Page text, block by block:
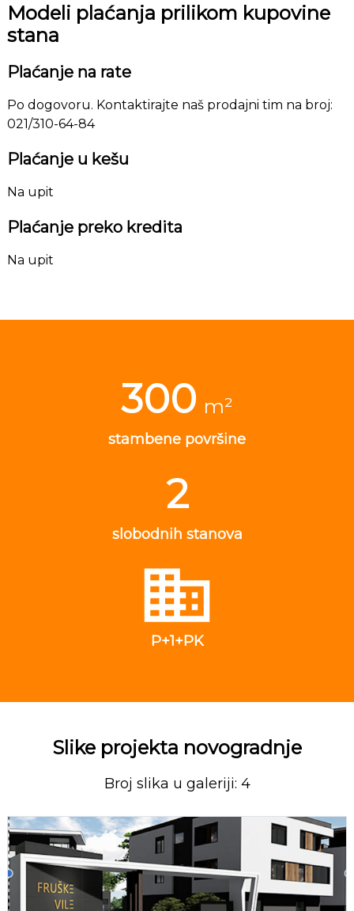
Modeli plaćanja prilikom kupovine
stana
Plaćanje na rate
Po dogovoru. Kontaktirajte naš prodajni tim na broj:
021/310-64-84
Plaćanje u kešu
Na upit
Plaćanje preko kredita
Na upit
300 m²
stambene površine
2
slobodnih stanova
P+1+PK
Slike projekta novogradnje
Broj slika u galeriji: 4